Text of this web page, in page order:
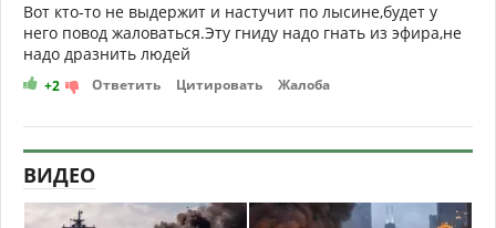
Вот кто-то не выдержит и настучит по лысине,будет у
него повод жаловаться.Эту гниду надо гнать из эфира,не
надо дразнить людей
+2 Ответить Цитировать Жалоба
ВИДЕО